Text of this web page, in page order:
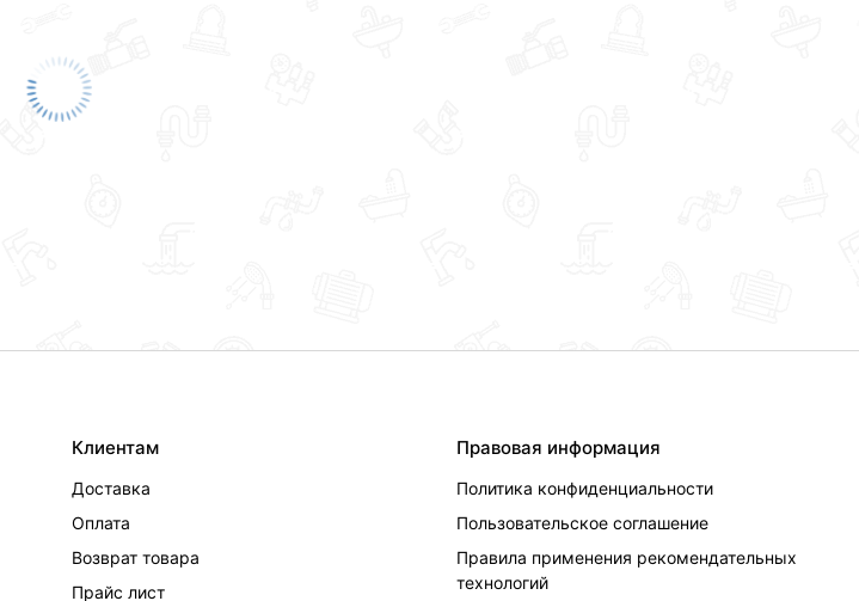
Клиентам
Доставка
Оплата
Возврат товара
Прайс лист
Правовая информация
Политика конфиденциальности
Пользовательское соглашение
Правила применения рекомендательных
технологий